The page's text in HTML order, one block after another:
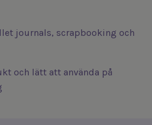
journals, scrapbooking och
och lätt att använda på